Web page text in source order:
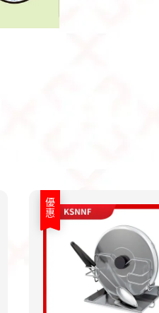
優惠